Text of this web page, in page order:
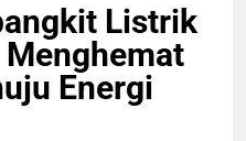
Listrik
Menghemat
Energi